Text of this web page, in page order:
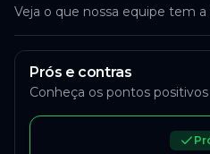
Veja o que nossa equipe tem
Prós e contras
Conheça os pontos